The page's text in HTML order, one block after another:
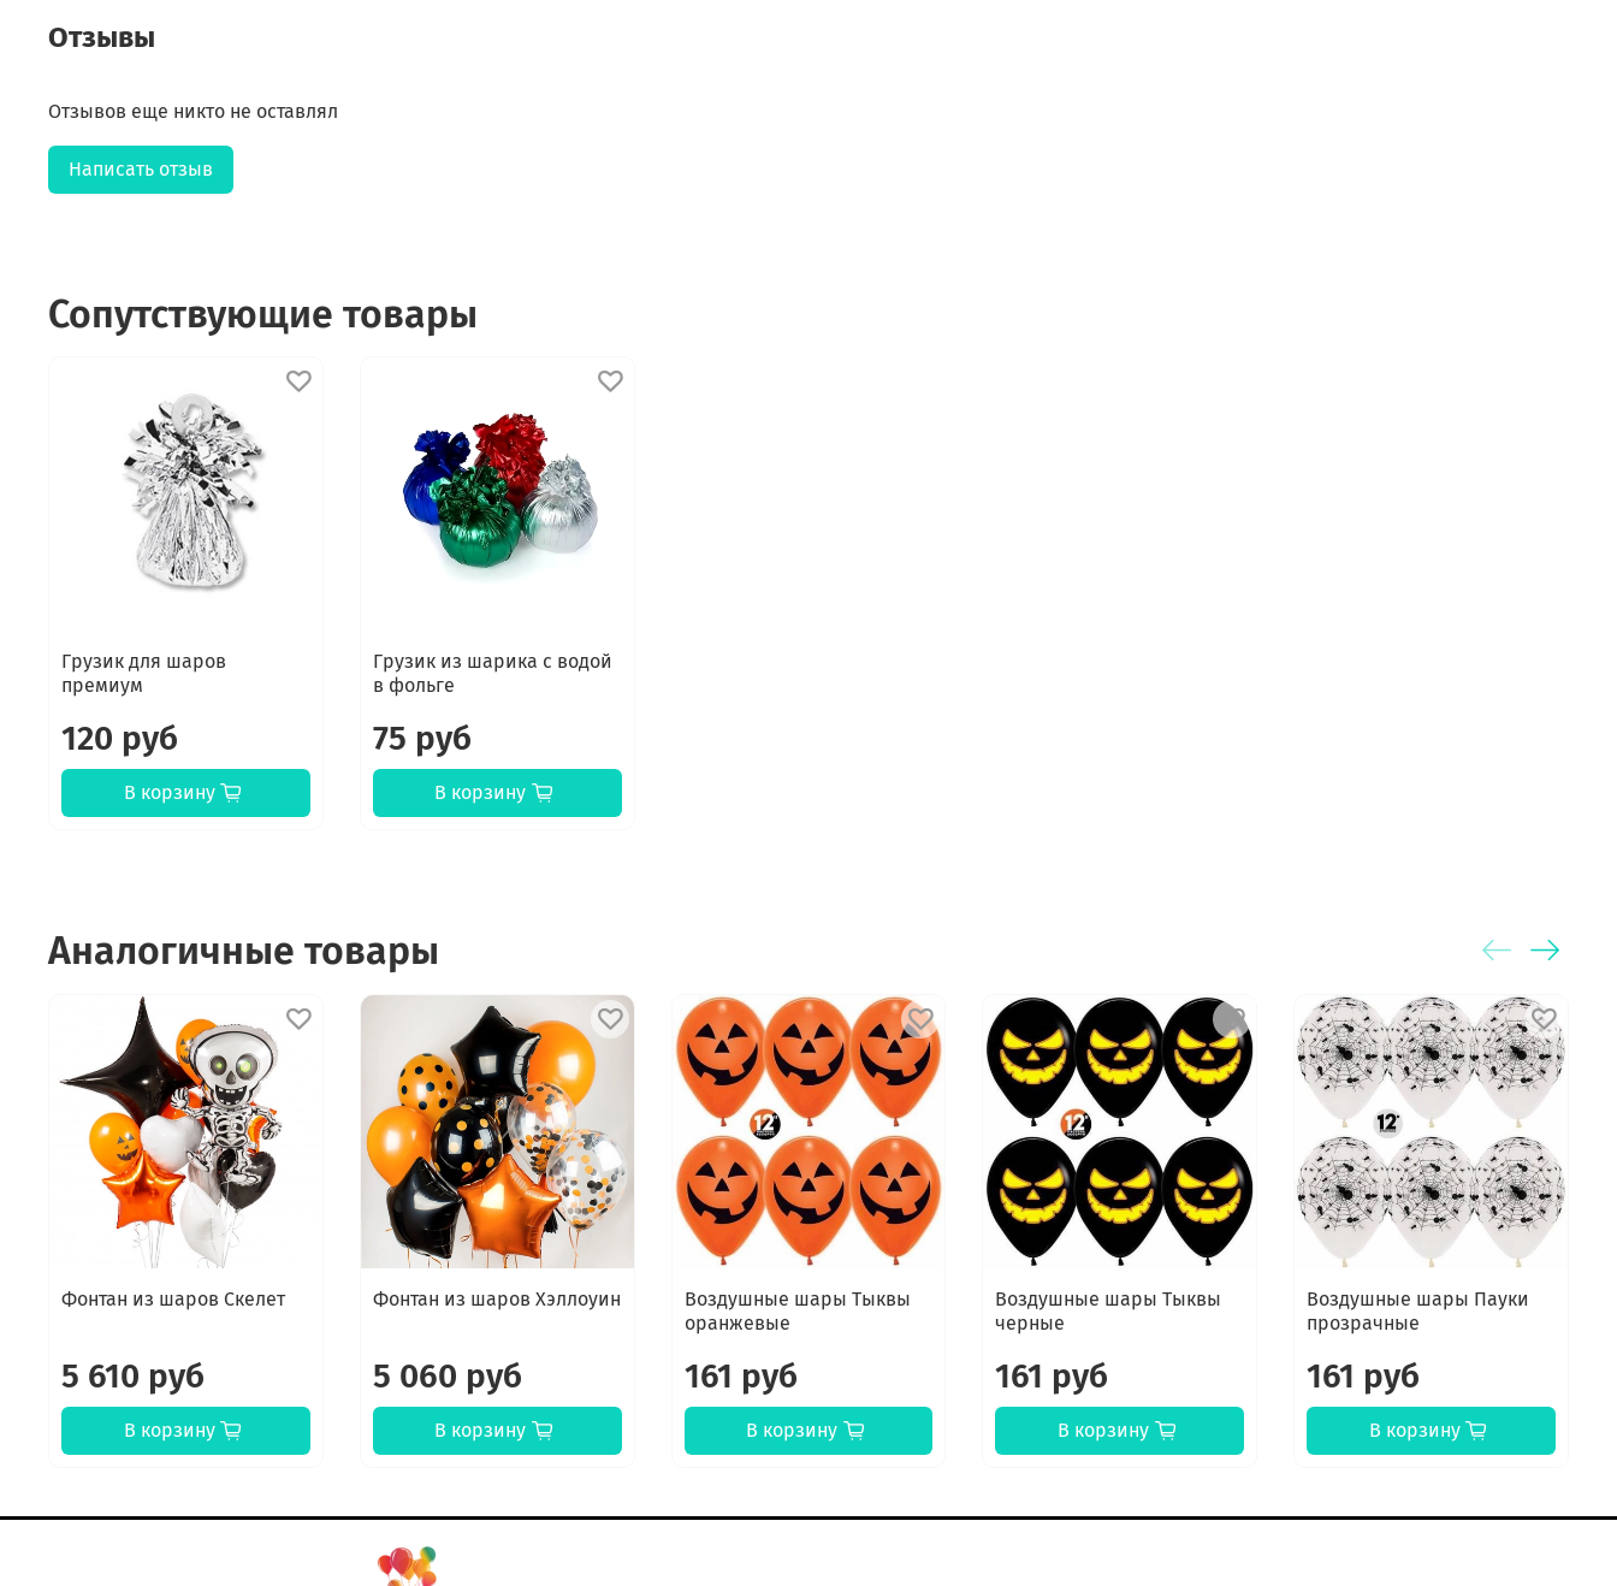
Отзывы
Отзывов еще никто не оставлял
Написать отзыв
Сопутствующие товары
Грузик для шаров
премиум
120 руб
В корзину
Грузик из шарика с водой
в фольге
75 руб
В корзину
Аналогичные товары
Фонтан из шаров Скелет
5 610 руб
В корзину
Фонтан из шаров Хэллоуин
5 060 руб
В корзину
Воздушные шары Тыквы
оранжевые
161 руб
В корзину
Воздушные шары Тыквы
черные
161 руб
В корзину
Воздушные шары Пауки
прозрачные
161 руб
В корзину